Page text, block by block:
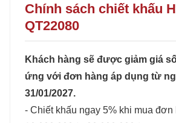
Chính sách chiết khấu
QT22080
Khách hàng sẽ được giảm giá
ứng với đơn hàng áp dụng từ
31/01/2027.
- Chiết khấu ngay 5% khi mua đơn